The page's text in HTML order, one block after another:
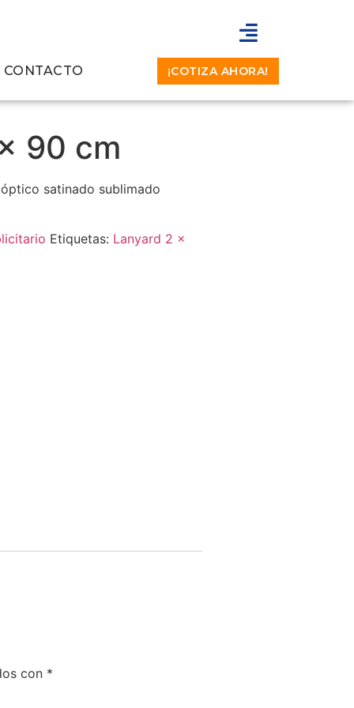
CONTACTO ¡COTIZA AHORA!
90 cm
satinado sublimado
Etiquetas: Lanyard 2 x
con *